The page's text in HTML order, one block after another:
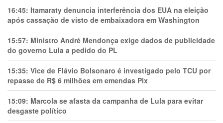
16:45: Itamaraty denuncia interferência dos EUA na eleição
após cassação de visto de embaixadora em Washington
15:57: Ministro André Mendonça exige dados de publicidade
do governo Lula a pedido do PL
15:35: Vice de Flávio Bolsonaro é investigado pelo TCU por
repasse de R$ 6 milhões em emendas Pix
15:09: Marcola se afasta da campanha de Lula para evitar
desgaste político